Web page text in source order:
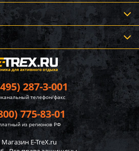
287-3-001
телефон/факс
775-83-01
из регионов РФ
E-TreX.ru